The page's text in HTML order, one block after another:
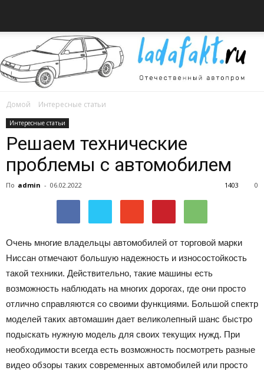
об
автомобилях
Лада
Домой Интересные статьи
Интересные статьи
Решаем технические
проблемы с автомобилем
По admin - 06.02.2022 0
1403
Очень многие владельцы автомобилей от торговой марки
Ниссан отмечают большую надежность и износостойкость
такой техники. Действительно, такие машины есть
возможность наблюдать на многих дорогах, где они просто
отлично справляются со своими функциями. Большой спектр
моделей таких автомашин дает великолепный шанс быстро
подыскать нужную модель для своих текущих нужд. При
необходимости всегда есть возможность посмотреть разные
видео обзоры таких современных автомобилей или просто